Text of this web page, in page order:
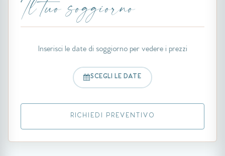
Il tuo soggiorno
Inserisci le date di soggiorno per vedere i prezzi
SCEGLI LE DATE
RICHIEDI PREVENTIVO